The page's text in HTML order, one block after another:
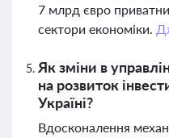
7 млрд євро
сектори економіки.
Як зміни в
на розвиток
Україні?
Вдосконалення